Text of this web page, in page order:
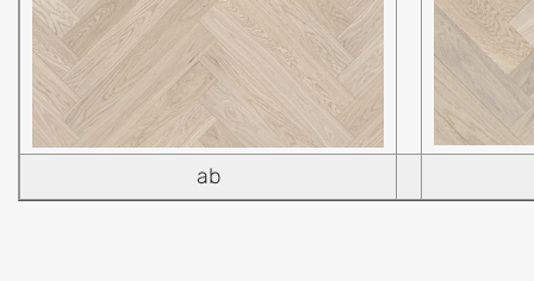
ab